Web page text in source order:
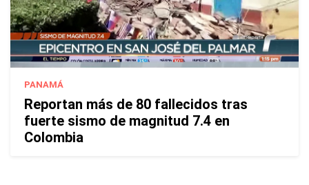
PANAMÁ
Reportan más de 80 fallecidos tras
fuerte sismo de magnitud 7.4 en
Colombia